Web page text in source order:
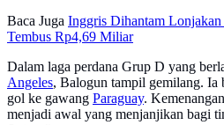
Baca Juga Inggris Dihantam
Tembus Rp4,69 Miliar
Dalam laga perdana Grup D yang
Angeles, Balogun tampil gemilang. Ia
gol ke gawang Paraguay.
menjadi awal yang menjanjikan bagi